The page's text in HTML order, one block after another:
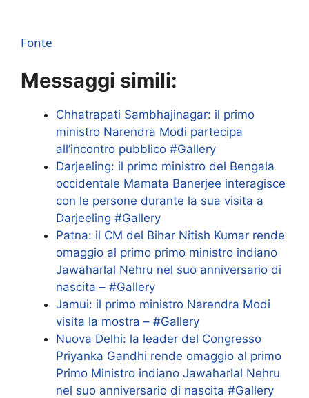
Fonte
Messaggi simili:
Chhatrapati Sambhajinagar: il primo
ministro Narendra Modi partecipa
all’incontro pubblico #Gallery
Darjeeling: il primo ministro del Bengala
occidentale Mamata Banerjee interagisce
con le persone durante la sua visita a
Darjeeling #Gallery
Patna: il CM del Bihar Nitish Kumar rende
omaggio al primo primo ministro indiano
Jawaharlal Nehru nel suo anniversario di
nascita – #Gallery
Jamui: il primo ministro Narendra Modi
visita la mostra – #Gallery
Nuova Delhi: la leader del Congresso
Priyanka Gandhi rende omaggio al primo
Primo Ministro indiano Jawaharlal Nehru
nel suo anniversario di nascita #Gallery